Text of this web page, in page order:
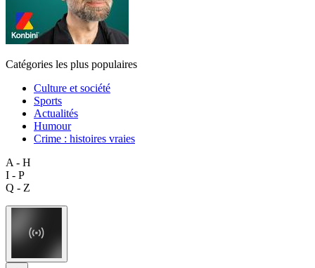
Catégories les plus populaires
Culture et société
Sports
Actualités
Humour
Crime : histoires vraies
A - H
I - P
Q - Z